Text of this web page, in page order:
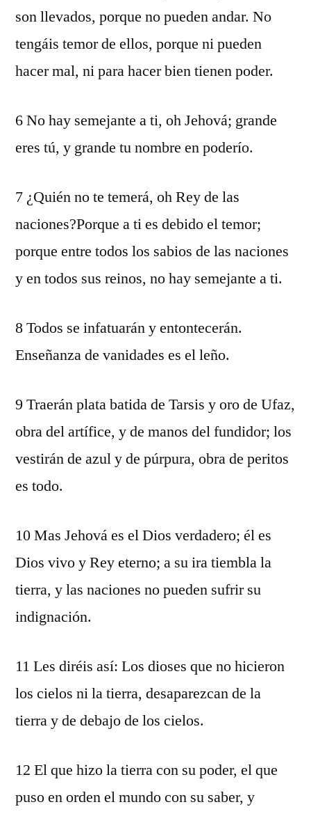
son llevados, porque no pueden andar. No
tengáis temor de ellos, porque ni pueden
hacer mal, ni para hacer bien tienen poder.
6 No hay semejante a ti, oh Jehová; grande
eres tú, y grande tu nombre en poderío.
7 ¿Quién no te temerá, oh Rey de las
naciones?Porque a ti es debido el temor;
porque entre todos los sabios de las naciones
y en todos sus reinos, no hay semejante a ti.
8 Todos se infatuarán y entontecerán.
Enseñanza de vanidades es el leño.
9 Traerán plata batida de Tarsis y oro de Ufaz,
obra del artífice, y de manos del fundidor; los
vestirán de azul y de púrpura, obra de peritos
es todo.
10 Mas Jehová es el Dios verdadero; él es
Dios vivo y Rey eterno; a su ira tiembla la
tierra, y las naciones no pueden sufrir su
indignación.
11 Les diréis así: Los dioses que no hicieron
los cielos ni la tierra, desaparezcan de la
tierra y de debajo de los cielos.
12 El que hizo la tierra con su poder, el que
puso en orden el mundo con su saber, y